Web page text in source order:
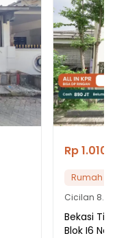
Rp
Rumah
Cicilan 8.6
Bekasi
Blok I6